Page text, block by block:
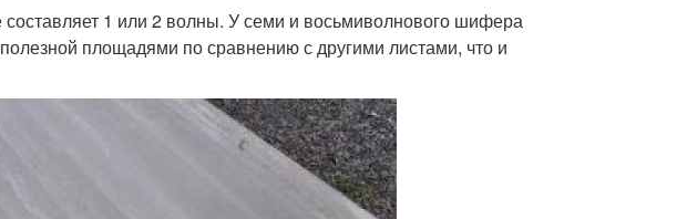
1 или 2 волны. У семи и восьмиволнового шифера
площадями по сравнению с другими листами, что и